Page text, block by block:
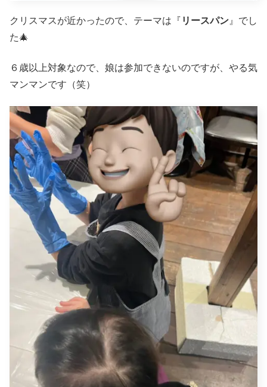
クリスマスが近かったので、テーマは『 リースパン 』でし
た🎄
６歳以上対象なので、娘は参加できないのですが、やる気
マンマンです（笑）